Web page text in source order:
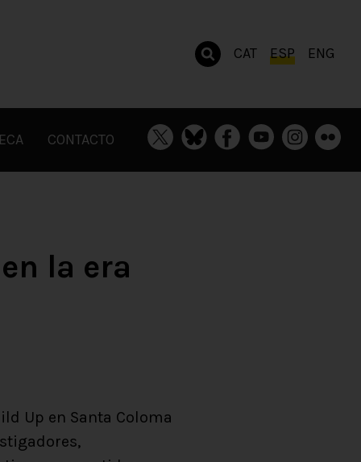
CAT ESP ENG
CONTACTO
la era
Up en Santa Coloma